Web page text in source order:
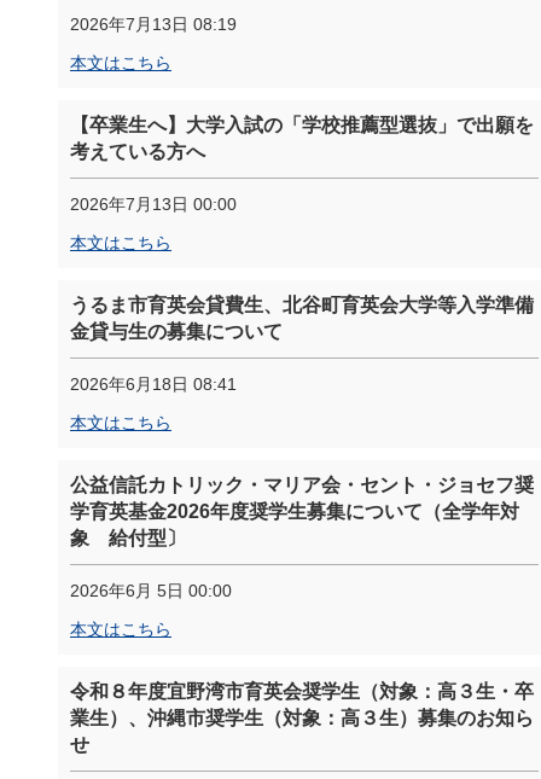
2026年7月13日 08:19
本文はこちら
【卒業生へ】大学入試の「学校推薦型選抜」で出願を
考えている方へ
2026年7月13日 00:00
本文はこちら
うるま市育英会貸費生、北谷町育英会大学等入学準備
金貸与生の募集について
2026年6月18日 08:41
本文はこちら
公益信託カトリック・マリア会・セント・ジョセフ奨
学育英基金2026年度奨学生募集について（全学年対
象 給付型〕
2026年6月 5日 00:00
本文はこちら
令和８年度宜野湾市育英会奨学生（対象：高３生・卒
業生）、沖縄市奨学生（対象：高３生）募集のお知ら
せ